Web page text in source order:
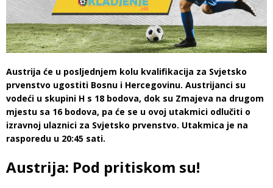
Austrija će u posljednjem kolu kvalifikacija za Svjetsko
prvenstvo ugostiti Bosnu i Hercegovinu. Austrijanci su
vodeći u skupini H s 18 bodova, dok su Zmajeva na drugom
mjestu sa 16 bodova, pa će se u ovoj utakmici odlučiti o
izravnoj ulaznici za Svjetsko prvenstvo. Utakmica je na
rasporedu u 20:45 sati.
Austrija: Pod pritiskom su!